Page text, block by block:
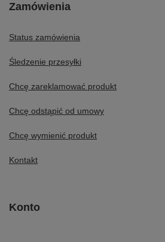
Zamówienia
Status zamówienia
Śledzenie przesyłki
Chcę zareklamować produkt
Chcę odstąpić od umowy
Chcę wymienić produkt
Kontakt
Konto